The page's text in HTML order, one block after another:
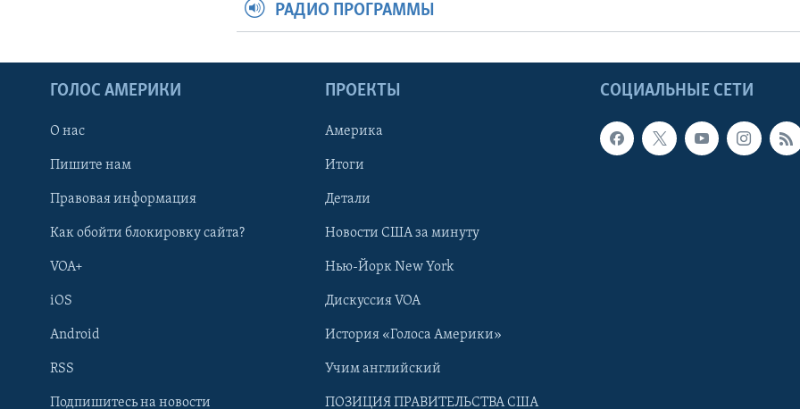
Learning English
РАДИО ПРОГРАММЫ
СОЦИАЛЬНЫЕ СЕТИ
ГОЛОС АМЕРИКИ
О нас
Пишите нам
Правовая информация
Как обойти блокировку сайта?
VOA+
iOS
Android
RSS
Подпишитесь на новости
ПРОЕКТЫ
Америка
Итоги
Детали
Новости США за минуту
Нью-Йорк New York
Дискуссия VOA
История «Голоса Америки»
Учим английский
ПОЗИЦИЯ ПРАВИТЕЛЬСТВА США